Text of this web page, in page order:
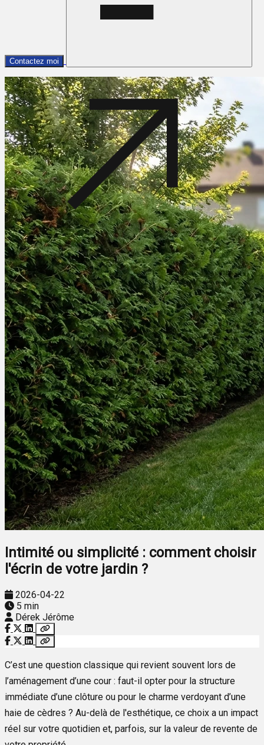
Contactez moi
Intimité ou simplicité : comment choisir
l'écrin de votre jardin ?
2026-04-22
5 min
Dérek Jérôme
C’est une question classique qui revient souvent lors de
l’aménagement d’une cour : faut-il opter pour la structure
immédiate d’une clôture ou pour le charme verdoyant d’une
haie de cèdres ? Au-delà de l'esthétique, ce choix a un impact
réel sur votre quotidien et, parfois, sur la valeur de revente de